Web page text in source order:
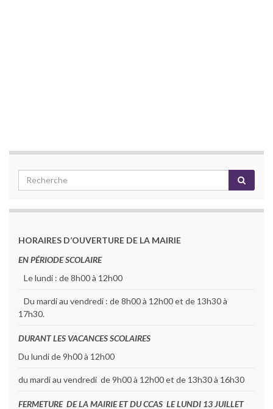
HORAIRES D’OUVERTURE DE LA MAIRIE
EN PÉRIODE SCOLAIRE
Le lundi : de 8h00 à 12h00
Du mardi au vendredi : de 8h00 à 12h00 et de 13h30 à
17h30.
DURANT LES VACANCES SCOLAIRES
Du lundi de 9h00 à 12h00
du mardi au vendredi de 9h00 à 12h00 et de 13h30 à 16h30
FERMETURE DE LA MAIRIE ET DU CCAS LE LUNDI 13 JUILLET